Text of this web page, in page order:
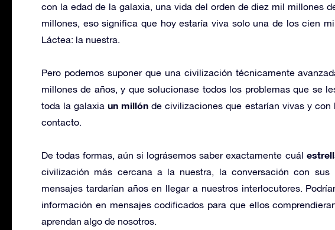
con la edad de la galaxia, una vida del orden de diez mil millones
millones, eso significa que hoy estaría viva solo una de los cien
Láctea: la nuestra.
Pero podemos suponer que una civilización técnicamente
millones de años, y que solucionase todos los problemas que se
toda la galaxiaun millón de civilizaciones que estarían vivas y
contacto.
De todas formas, aún si lográsemos saber exactamente cuál
civilización más cercana a la nuestra, la conversación con sus
mensajes tardarían años en llegar a nuestros interlocutores.
información en mensajes codificados para que ellos
aprendan algo de nosotros.